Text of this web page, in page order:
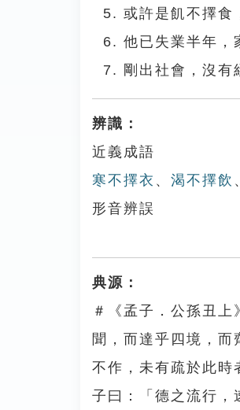
或許是飢不擇食
他已失業半年，
剛出社會，沒有
辨識：
近義成語
寒不擇衣 、 渴不擇飲
形音辨誤
典源：
＃《孟子．公孫丑
聞，而達乎四境，而
不作，未有疏於此時
子曰：「德之流行，